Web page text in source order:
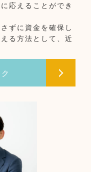
応えることができ
ずに資金を確保し
る方法として、近